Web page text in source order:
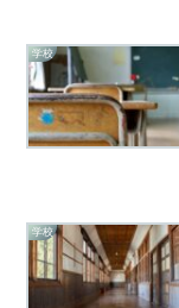
学校
学校